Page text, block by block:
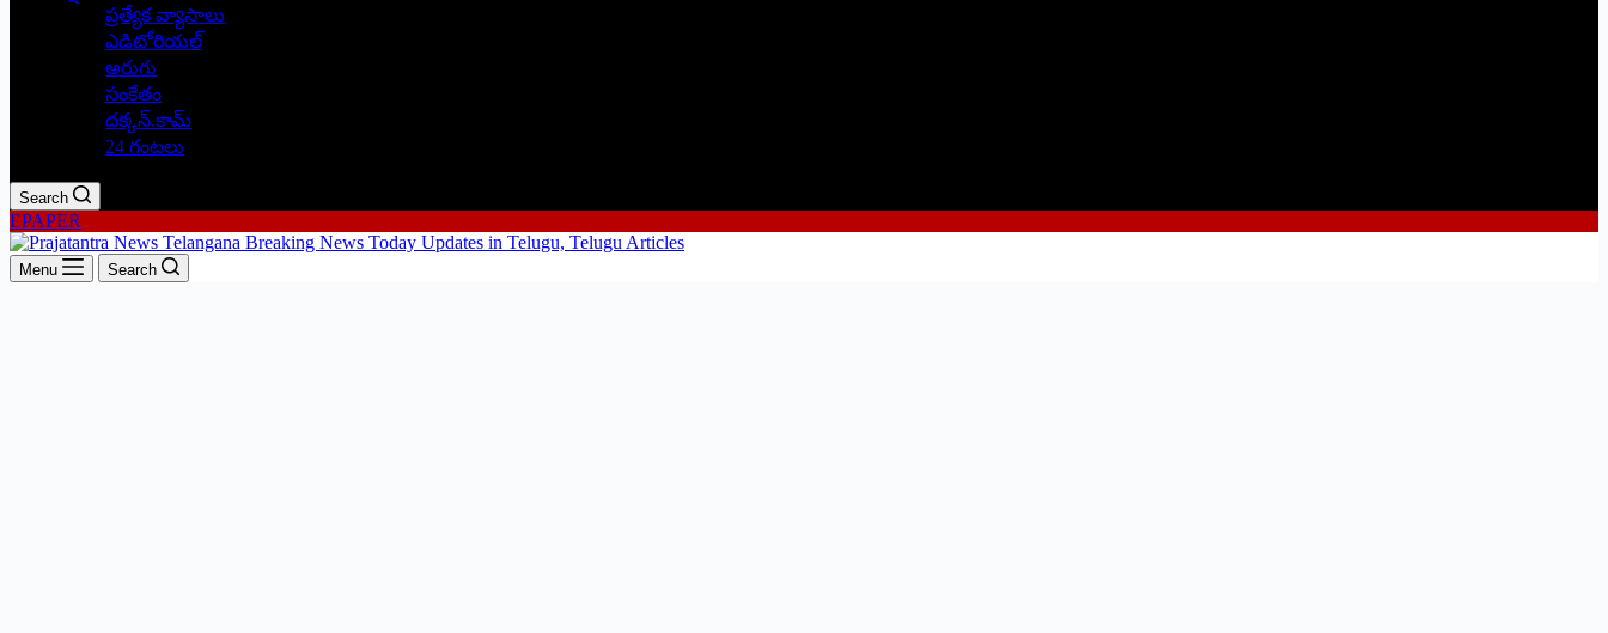
ప్రత్యేక వ్యాసాలు
ఎడిటోరియల్
అరుగు
సంకేతం
దక్కన్.కామ్
24 గంటలు
Search
EPAPER
Menu Search